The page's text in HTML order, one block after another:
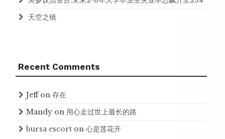
天空之镜
Recent Comments
Jeffon 存在
Mandy on 用心走过世上最长的路
bursa escort on 心是莲花开